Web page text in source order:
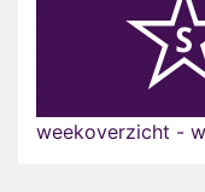
weekoverzicht -